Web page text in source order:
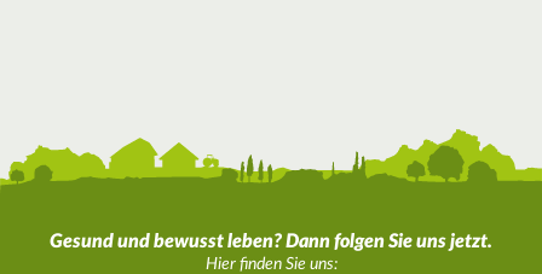
Gesund und bewusst leben? Dann folgen Sie uns jetzt.
Hier finden Sie uns: